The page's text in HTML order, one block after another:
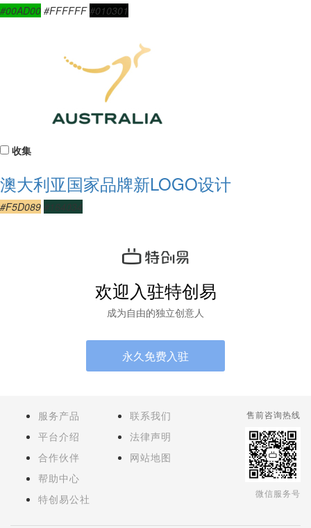
#00AD00 #FFFFFF #010301
收集
澳大利亚国家品牌新LOGO设计
#F5D089 #164034
欢迎入驻特创易
成为自由的独立创意人
永久免费入驻
服务产品
平台介绍
合作伙伴
帮助中心
特创易公社
联系我们
法律声明
网站地图
售前咨询热线
微信服务号